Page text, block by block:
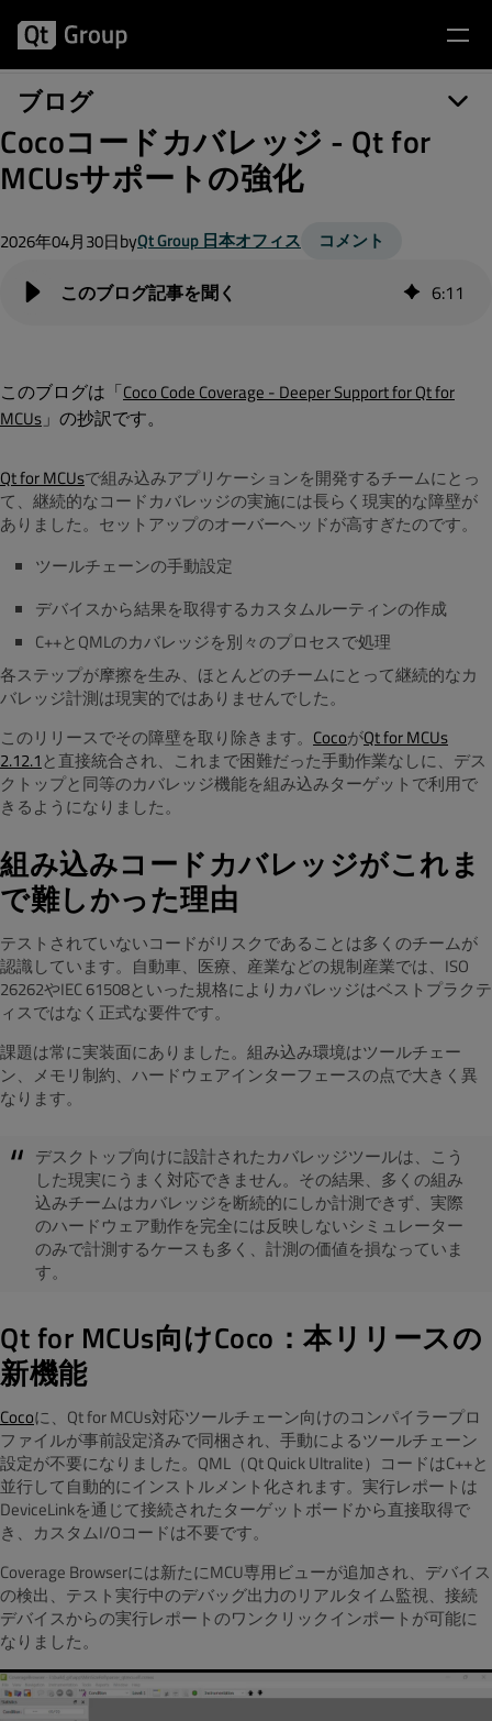
ブログ
Cocoコードカバレッジ - Qt for
MCUsサポートの強化
2026年04月30日byQt Group 日本オフィス コメント
6:11
このブログは「Coco Code Coverage - Deeper Support for Qt for
MCUs 」の抄訳です。
Qt for MCUsで組み込みアプリケーションを開発するチームにとっ
て、継続的なコードカバレッジの実施には長らく現実的な障壁が
ありました。セットアップのオーバーヘッドが高すぎたのです。
ツールチェーンの手動設定
デバイスから結果を取得するカスタムルーティンの作成
C++とQMLのカバレッジを別々のプロセスで処理
各ステップが摩擦を生み、ほとんどのチームにとって継続的なカ
バレッジ計測は現実的ではありませんでした。
このリリースでその障壁を取り除きます。 CocoがQt for MCUs
2.12.1と直接統合され、これまで困難だった手動作業なしに、デス
クトップと同等のカバレッジ機能を組み込みターゲットで利用で
きるようになりました。
組み込みコードカバレッジがこれま
で難しかった理由
テストされていないコードがリスクであることは多くのチームが
認識しています。自動車、医療、産業などの規制産業では、ISO
26262やIEC 61508といった規格によりカバレッジはベストプラクテ
ィスではなく正式な要件です。
課題は常に実装面にありました。組み込み環境はツールチェー
ン、メモリ制約、ハードウェアインターフェースの点で大きく異
なります。
デスクトップ向けに設計されたカバレッジツールは、こう
した現実にうまく対応できません。その結果、多くの組み
込みチームはカバレッジを断続的にしか計測できず、実際
のハードウェア動作を完全には反映しないシミュレーター
のみで計測するケースも多く、計測の価値を損なっていま
す。
Qt for MCUs向けCoco：本リリースの
新機能
Cocoに、Qt for MCUs対応ツールチェーン向けのコンパイラープロ
ファイルが事前設定済みで同梱され、手動によるツールチェーン
設定が不要になりました。QML（Qt Quick Ultralite）コードはC++と
並行して自動的にインストルメント化されます。実行レポートは
DeviceLinkを通じて接続されたターゲットボードから直接取得で
き、カスタムI/Oコードは不要です。
Coverage Browserには新たにMCU専用ビューが追加され、デバイス
の検出、テスト実行中のデバッグ出力のリアルタイム監視、接続
デバイスからの実行レポートのワンクリックインポートが可能に
なりました。